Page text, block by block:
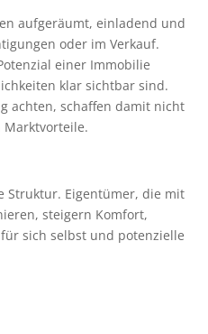
aufgeräumt, einladend und
oder im Verkauf.
einer Immobilie
klar sichtbar sind.
achten, schaffen damit nicht
Struktur. Eigentümer, die mit
steigern Komfort,
sich selbst und potenzielle